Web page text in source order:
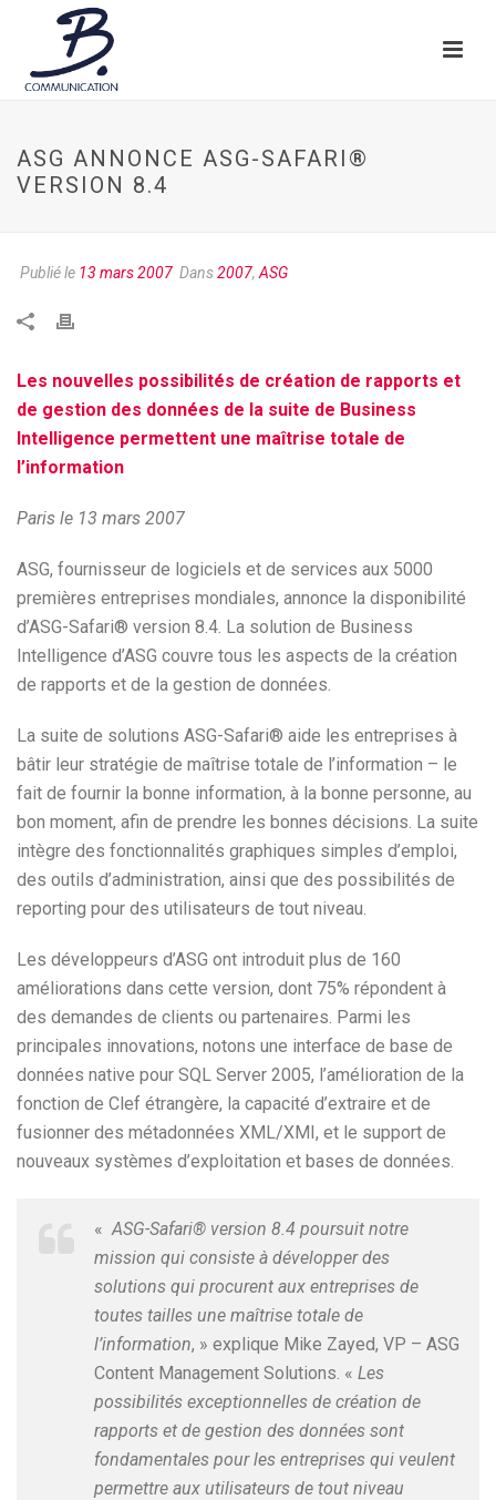
ASG ANNONCE ASG-SAFARI®
VERSION 8.4
Publié le 13 mars 2007 Dans2007, ASG
Les nouvelles possibilités de création de rapports et
de gestion des données de la suite de Business
Intelligence permettent une maîtrise totale de
l’information
Paris le 13 mars 2007
ASG, fournisseur de logiciels et de services aux 5000
premières entreprises mondiales, annonce la disponibilité
d’ASG-Safari® version 8.4. La solution de Business
Intelligence d’ASG couvre tous les aspects de la création
de rapports et de la gestion de données.
La suite de solutions ASG-Safari® aide les entreprises à
bâtir leur stratégie de maîtrise totale de l’information – le
fait de fournir la bonne information, à la bonne personne, au
bon moment, afin de prendre les bonnes décisions. La suite
intègre des fonctionnalités graphiques simples d’emploi,
des outils d’administration, ainsi que des possibilités de
reporting pour des utilisateurs de tout niveau.
Les développeurs d’ASG ont introduit plus de 160
améliorations dans cette version, dont 75% répondent à
des demandes de clients ou partenaires. Parmi les
principales innovations, notons une interface de base de
données native pour SQL Server 2005, l’amélioration de la
fonction de Clef étrangère, la capacité d’extraire et de
fusionner des métadonnées XML/XMI, et le support de
nouveaux systèmes d’exploitation et bases de données.
« ASG-Safari® version 8.4 poursuit notre
mission qui consiste à développer des
solutions qui procurent aux entreprises de
toutes tailles une maîtrise totale de
l’information, » explique Mike Zayed, VP – ASG
Content Management Solutions. « Les
possibilités exceptionnelles de création de
rapports et de gestion des données sont
fondamentales pour les entreprises qui veulent
permettre aux utilisateurs de tout niveau